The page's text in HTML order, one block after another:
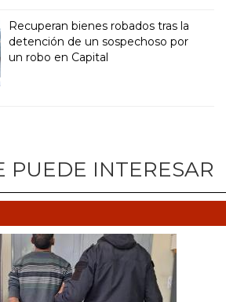
Recuperan bienes robados tras la
detención de un sospechoso por
un robo en Capital
PUEDE INTERESAR